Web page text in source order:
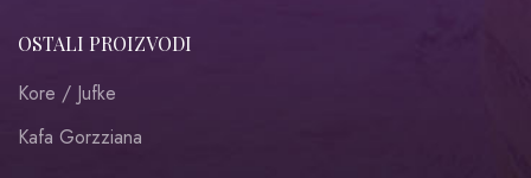
OSTALI PROIZVODI
Kore / Jufke
Kafa Gorzziana